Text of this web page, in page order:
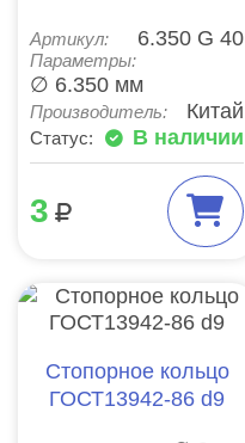
Артикул: 6.350 G 40
Параметры:
∅ 6.350 мм
Производитель: Китай
Статус: В наличии
3
Стопорное кольцо
ГОСТ13942-86 d9